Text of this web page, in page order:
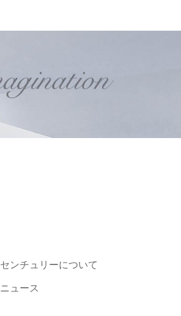
センチュリーについて
ニュース